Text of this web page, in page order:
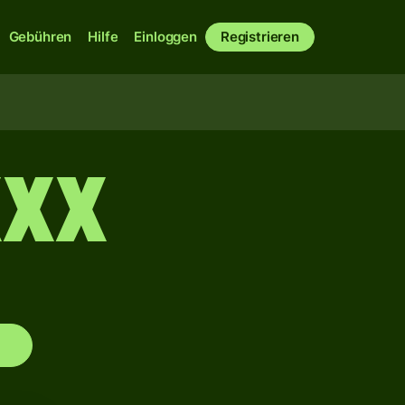
Gebühren Hilfe Einloggen Registrieren